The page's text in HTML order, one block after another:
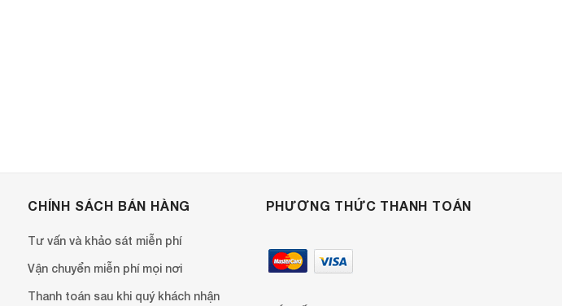
CHÍNH SÁCH BÁN HÀNG
Tư vấn và khảo sát miễn phí
Vận chuyển miễn phí mọi nơi
Thanh toán sau khi quý khách nhận
PHƯƠNG THỨC THANH TOÁN